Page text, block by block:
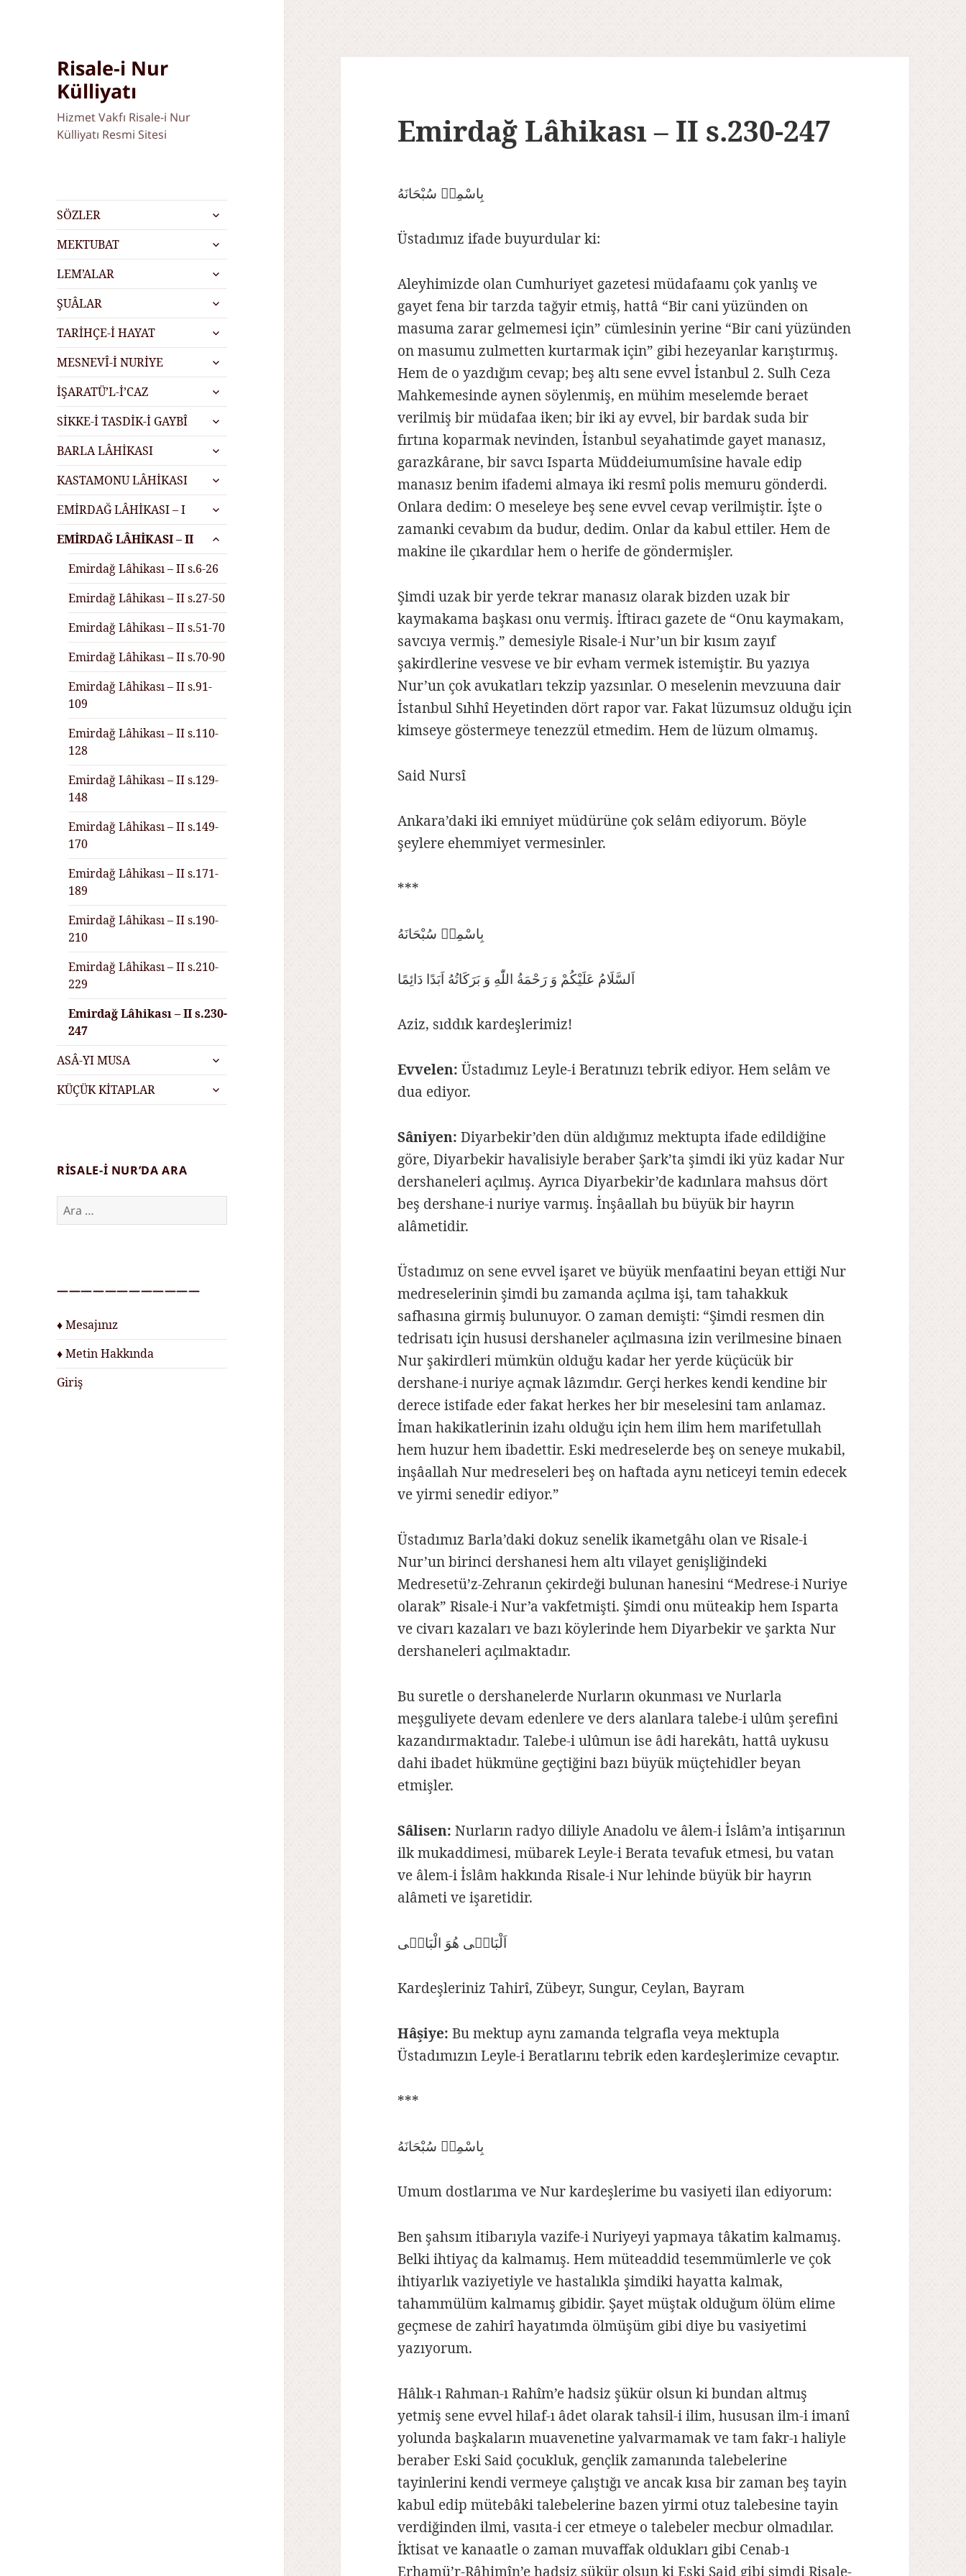
Risale-i Nur
Külliyatı
Hizmet Vakfı Risale-i Nur
Külliyatı Resmi Sitesi
SÖZLER
alt
menüyü
genişlet
MEKTUBAT
alt
menüyü
genişlet
LEM’ALAR
alt
menüyü
genişlet
ŞUÂLAR
alt
menüyü
genişlet
TARİHÇE-İ HAYAT
alt
menüyü
genişlet
MESNEVÎ-İ NURİYE
alt
menüyü
genişlet
İŞARATÜ’L-İ’CAZ
alt
menüyü
genişlet
SİKKE-İ TASDİK-İ GAYBÎ
alt
menüyü
genişlet
BARLA LÂHİKASI
alt
menüyü
genişlet
KASTAMONU LÂHİKASI
alt
menüyü
genişlet
EMİRDAĞ LÂHİKASI – I
alt
menüyü
genişlet
EMİRDAĞ LÂHİKASI – II
alt
menüyü
genişlet
Emirdağ Lâhikası – II s.6-26
Emirdağ Lâhikası – II s.27-50
Emirdağ Lâhikası – II s.51-70
Emirdağ Lâhikası – II s.70-90
Emirdağ Lâhikası – II s.91-
109
Emirdağ Lâhikası – II s.110-
128
Emirdağ Lâhikası – II s.129-
148
Emirdağ Lâhikası – II s.149-
170
Emirdağ Lâhikası – II s.171-
189
Emirdağ Lâhikası – II s.190-
210
Emirdağ Lâhikası – II s.210-
229
Emirdağ Lâhikası – II s.230-
247
ASÂ-YI MUSA
alt
menüyü
genişlet
KÜÇÜK KİTAPLAR
alt
menüyü
RISALE-I NUR’DA ARA
Arama:
————————————
♦ Mesajınız
♦ Metin Hakkında
Giriş
Emirdağ Lâhikası – II s.230-247
بِاسْمِهٖ سُبْحَانَهُ
Üstadımız ifade buyurdular ki:
Aleyhimizde olan Cumhuriyet gazetesi müdafaamı çok yanlış ve
gayet fena bir tarzda tağyir etmiş, hattâ “Bir cani yüzünden on
masuma zarar gelmemesi için” cümlesinin yerine “Bir cani yüzünden
on masumu zulmetten kurtarmak için” gibi hezeyanlar karıştırmış.
Hem de o yazdığım cevap; beş altı sene evvel İstanbul 2. Sulh Ceza
Mahkemesinde aynen söylenmiş, en mühim meselemde beraet
verilmiş bir müdafaa iken; bir iki ay evvel, bir bardak suda bir
fırtına koparmak nevinden, İstanbul seyahatimde gayet manasız,
garazkârane, bir savcı Isparta Müddeiumumîsine havale edip
manasız benim ifademi almaya iki resmî polis memuru gönderdi.
Onlara dedim: O meseleye beş sene evvel cevap verilmiştir. İşte o
zamanki cevabım da budur, dedim. Onlar da kabul ettiler. Hem de
makine ile çıkardılar hem o herife de göndermişler.
Şimdi uzak bir yerde tekrar manasız olarak bizden uzak bir
kaymakama başkası onu vermiş. İftiracı gazete de “Onu kaymakam,
savcıya vermiş.” demesiyle Risale-i Nur’un bir kısım zayıf
şakirdlerine vesvese ve bir evham vermek istemiştir. Bu yazıya
Nur’un çok avukatları tekzip yazsınlar. O meselenin mevzuuna dair
İstanbul Sıhhî Heyetinden dört rapor var. Fakat lüzumsuz olduğu için
kimseye göstermeye tenezzül etmedim. Hem de lüzum olmamış.
Said Nursî
Ankara’daki iki emniyet müdürüne çok selâm ediyorum. Böyle
şeylere ehemmiyet vermesinler.
***
بِاسْمِهٖ سُبْحَانَهُ
اَلسَّلَامُ عَلَيْكُمْ وَ رَحْمَةُ اللّٰهِ وَ بَرَكَاتُهُ اَبَدًا دَائِمًا
Aziz, sıddık kardeşlerimiz!
Evvelen: Üstadımız Leyle-i Beratınızı tebrik ediyor. Hem selâm ve
dua ediyor.
Sâniyen: Diyarbekir’den dün aldığımız mektupta ifade edildiğine
göre, Diyarbekir havalisiyle beraber Şark’ta şimdi iki yüz kadar Nur
dershaneleri açılmış. Ayrıca Diyarbekir’de kadınlara mahsus dört
beş dershane-i nuriye varmış. İnşâallah bu büyük bir hayrın
alâmetidir.
Üstadımız on sene evvel işaret ve büyük menfaatini beyan ettiği Nur
medreselerinin şimdi bu zamanda açılma işi, tam tahakkuk
safhasına girmiş bulunuyor. O zaman demişti: “Şimdi resmen din
tedrisatı için hususi dershaneler açılmasına izin verilmesine binaen
Nur şakirdleri mümkün olduğu kadar her yerde küçücük bir
dershane-i nuriye açmak lâzımdır. Gerçi herkes kendi kendine bir
derece istifade eder fakat herkes her bir meselesini tam anlamaz.
İman hakikatlerinin izahı olduğu için hem ilim hem marifetullah
hem huzur hem ibadettir. Eski medreselerde beş on seneye mukabil,
inşâallah Nur medreseleri beş on haftada aynı neticeyi temin edecek
ve yirmi senedir ediyor.”
Üstadımız Barla’daki dokuz senelik ikametgâhı olan ve Risale-i
Nur’un birinci dershanesi hem altı vilayet genişliğindeki
Medresetü’z-Zehranın çekirdeği bulunan hanesini “Medrese-i Nuriye
olarak” Risale-i Nur’a vakfetmişti. Şimdi onu müteakip hem Isparta
ve civarı kazaları ve bazı köylerinde hem Diyarbekir ve şarkta Nur
dershaneleri açılmaktadır.
Bu suretle o dershanelerde Nurların okunması ve Nurlarla
meşguliyete devam edenlere ve ders alanlara talebe-i ulûm şerefini
kazandırmaktadır. Talebe-i ulûmun ise âdi harekâtı, hattâ uykusu
dahi ibadet hükmüne geçtiğini bazı büyük müçtehidler beyan
etmişler.
Sâlisen: Nurların radyo diliyle Anadolu ve âlem-i İslâm’a intişarının
ilk mukaddimesi, mübarek Leyle-i Berata tevafuk etmesi, bu vatan
ve âlem-i İslâm hakkında Risale-i Nur lehinde büyük bir hayrın
alâmeti ve işaretidir.
اَلْبَاقٖى هُوَ الْبَاقٖى
Kardeşleriniz Tahirî, Zübeyr, Sungur, Ceylan, Bayram
Hâşiye: Bu mektup aynı zamanda telgrafla veya mektupla
Üstadımızın Leyle-i Beratlarını tebrik eden kardeşlerimize cevaptır.
***
بِاسْمِهٖ سُبْحَانَهُ
Umum dostlarıma ve Nur kardeşlerime bu vasiyeti ilan ediyorum:
Ben şahsım itibarıyla vazife-i Nuriyeyi yapmaya tâkatim kalmamış.
Belki ihtiyaç da kalmamış. Hem müteaddid tesemmümlerle ve çok
ihtiyarlık vaziyetiyle ve hastalıkla şimdiki hayatta kalmak,
tahammülüm kalmamış gibidir. Şayet müştak olduğum ölüm elime
geçmese de zahirî hayatımda ölmüşüm gibi diye bu vasiyetimi
yazıyorum.
Hâlık-ı Rahman-ı Rahîm’e hadsiz şükür olsun ki bundan altmış
yetmiş sene evvel hilaf-ı âdet olarak tahsil-i ilim, hususan ilm-i imanî
yolunda başkaların muavenetine yalvarmamak ve tam fakr-ı haliyle
beraber Eski Said çocukluk, gençlik zamanında talebelerine
tayinlerini kendi vermeye çalıştığı ve ancak kısa bir zaman beş tayin
kabul edip mütebâki talebelerine bazen yirmi otuz talebesine tayin
verdiğinden ilmi, vasıta-i cer etmeye o talebeler mecbur olmadılar.
İktisat ve kanaatle o zaman muvaffak oldukları gibi Cenab-ı
Erhamü’r-Râhimîn’e hadsiz şükür olsun ki Eski Said gibi şimdi Risale-